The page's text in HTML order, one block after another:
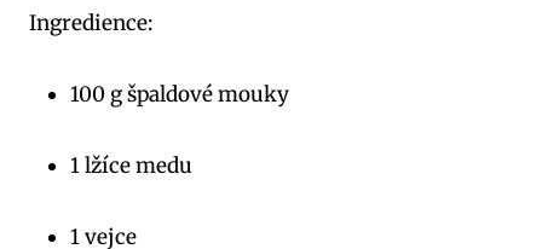
Ingredience:
100 g špaldové mouky
1 lžíce medu
1 vejce